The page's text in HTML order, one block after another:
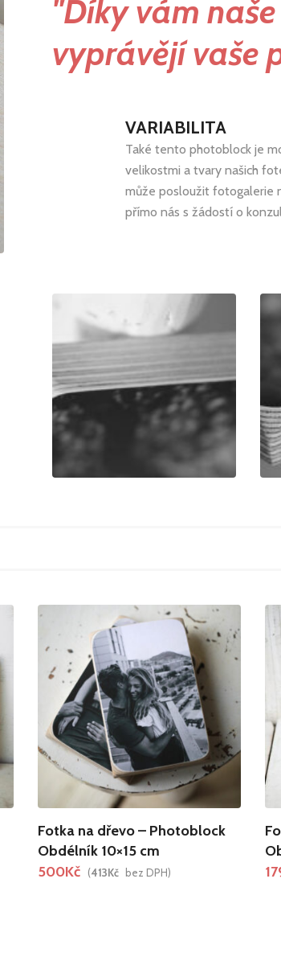
"Díky vám
vyprávějí vaše
VARIABILITA
Také tento photoblock je
velikostmi a tvary našich
může posloužit fotogalerie
přímo nás s žádostí o
Fotka na dřevo – Photoblock
Obdélník 10×15 cm
500Kč (413Kč bez DPH)